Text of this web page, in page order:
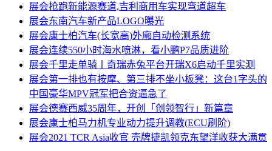
展会抢跑新能源赛道,吉利商用车实现弯道超车
展会东南汽车新产品LOGO曝光
展会康士柏汽车(长宽高)外廓自动检测系统
展会连续550小时海水喷淋，看小鹏P7品质进阶
展会千里走单骑丨奇瑞赤兔平台开瑞X6启动千里实测
展会第一排也有按摩、第三排不坐小板凳：这台1字头的
中国豪华MPV冠军把合资逼急了
展会德赛西威35周年，开创「创领智行」新篇章
展会康士柏马力机专业动力提升调教(ECU刷阶)
展会2021 TCR Asia收官 壳牌捷凯领克东望洋收获大满贯